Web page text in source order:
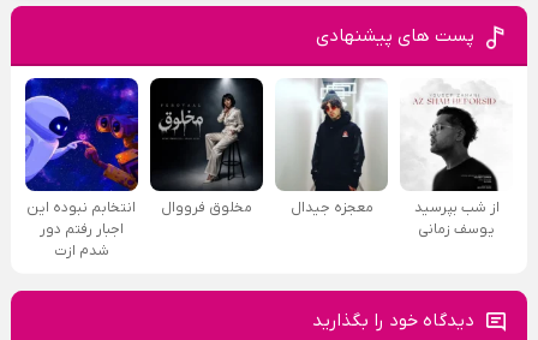
پست های پیشنهادی
از شب بپرسید
یوسف زمانی
معجزه جیدال مخلوق فرووال
انتخابم نبوده این
اجبار رفتم دور
شدم ازت
دیدگاه خود را بگذارید